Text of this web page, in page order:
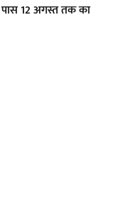
12 अगस्त तक का